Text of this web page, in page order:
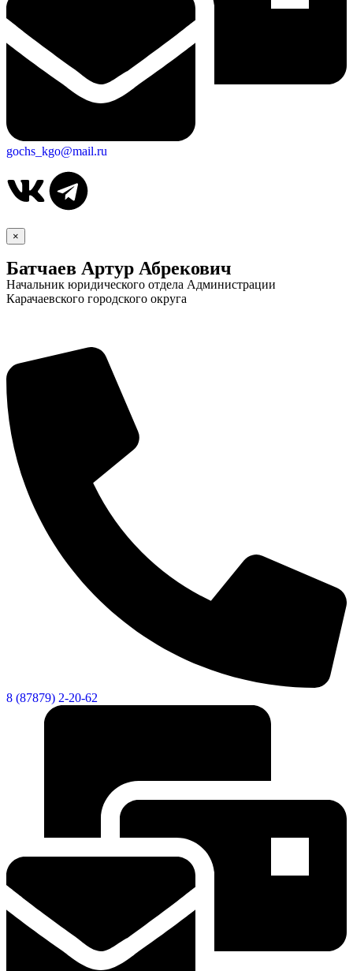
gochs_kgo@mail.ru
×
Батчаев Артур Абрекович
Начальник юридического отдела Администрации
Карачаевского городского округа
8 (87879) 2-20-62